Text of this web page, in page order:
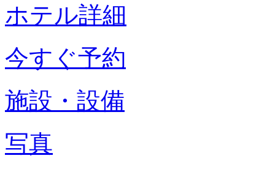
ホテル詳細
今すぐ予約
施設・設備
写真